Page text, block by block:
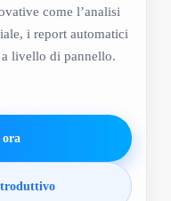
come l’analisi
i report automatici
livello di pannello.
ora